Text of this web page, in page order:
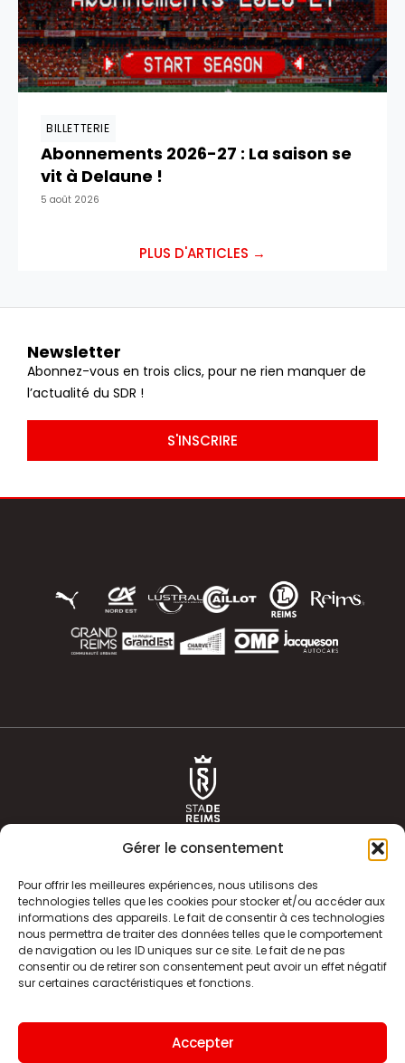
Gérer le consentement
Pour offrir les meilleures expériences, nous utilisons des
technologies telles que les cookies pour stocker et/ou accéder aux
informations des appareils. Le fait de consentir à ces technologies
nous permettra de traiter des données telles que le comportement
de navigation ou les ID uniques sur ce site. Le fait de ne pas
consentir ou de retirer son consentement peut avoir un effet négatif
sur certaines caractéristiques et fonctions.
Accepter
BILLETTERIE
Abonnements 2026-27 : La saison se
vit à Delaune !
5 août 2026
PLUS D'ARTICLES →
Newsletter
Abonnez-vous en trois clics, pour ne rien manquer de
l’actualité du SDR !
S'INSCRIRE
ACTUALITÉS
CLUB
BOUTIQUE
HISTOIRE
ÉQUIPE PREMIERE
INFOS ET CONTACT